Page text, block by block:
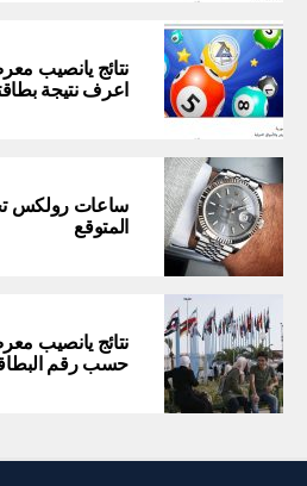
اعرف نتيجة
ساعات رولكس
المتوقع
حسب رقم